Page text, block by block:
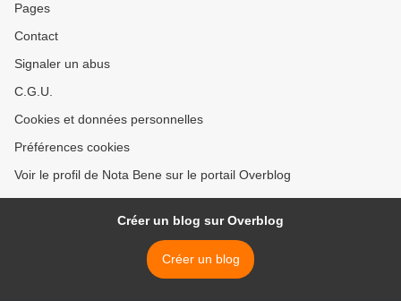
Pages
Contact
Signaler un abus
C.G.U.
Cookies et données personnelles
Préférences cookies
Voir le profil de Nota Bene sur le portail Overblog
Créer un blog sur Overblog
Créer un blog